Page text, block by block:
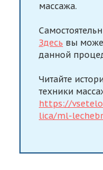
массажа.
Здесь вы
данной
Читайте
техники
https://
lica/ml-